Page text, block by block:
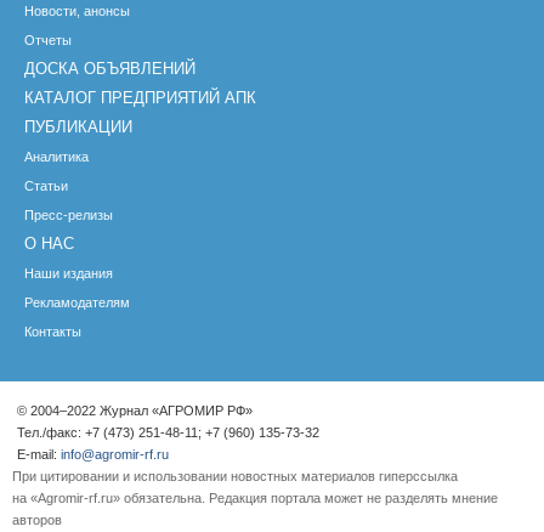
Новости, анонсы
Отчеты
ДОСКА ОБЪЯВЛЕНИЙ
КАТАЛОГ ПРЕДПРИЯТИЙ АПК
ПУБЛИКАЦИИ
Аналитика
Статьи
Пресс-релизы
О НАС
Наши издания
Рекламодателям
Контакты
© 2004–2022 Журнал «АГРОМИР РФ»
Тел./факс: +7 (473) 251-48-11; +7 (960) 135-73-32
E-mail: info@agromir-rf.ru
При цитировании и использовании новостных материалов гиперссылка
на «Agromir-rf.ru» обязательна. Редакция портала может не разделять мнение
авторов